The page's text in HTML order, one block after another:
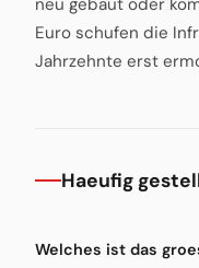
Euro schufen die
Jahrzehnte erst
Haeufig
Welches ist das